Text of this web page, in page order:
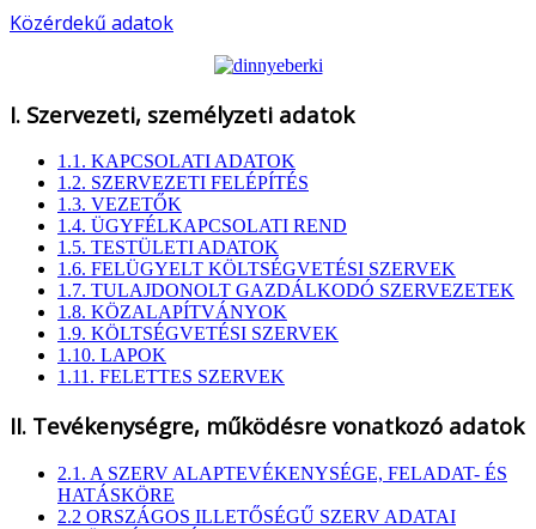
Közérdekű adatok
I. Szervezeti, személyzeti adatok
1.1. KAPCSOLATI ADATOK
1.2. SZERVEZETI FELÉPÍTÉS
1.3. VEZETŐK
1.4. ÜGYFÉLKAPCSOLATI REND
1.5. TESTÜLETI ADATOK
1.6. FELÜGYELT KÖLTSÉGVETÉSI SZERVEK
1.7. TULAJDONOLT GAZDÁLKODÓ SZERVEZETEK
1.8. KÖZALAPÍTVÁNYOK
1.9. KÖLTSÉGVETÉSI SZERVEK
1.10. LAPOK
1.11. FELETTES SZERVEK
II. Tevékenységre, működésre vonatkozó adatok
2.1. A SZERV ALAPTEVÉKENYSÉGE, FELADAT- ÉS
HATÁSKÖRE
2.2 ORSZÁGOS ILLETŐSÉGŰ SZERV ADATAI